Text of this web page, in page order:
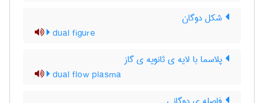
شکل دوگان
dual figure
پلاسما با لایه ی ثانویه ی گاز
dual flow plasma